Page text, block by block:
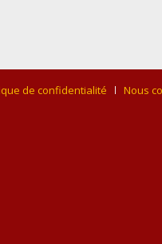
de confidentialité Nous